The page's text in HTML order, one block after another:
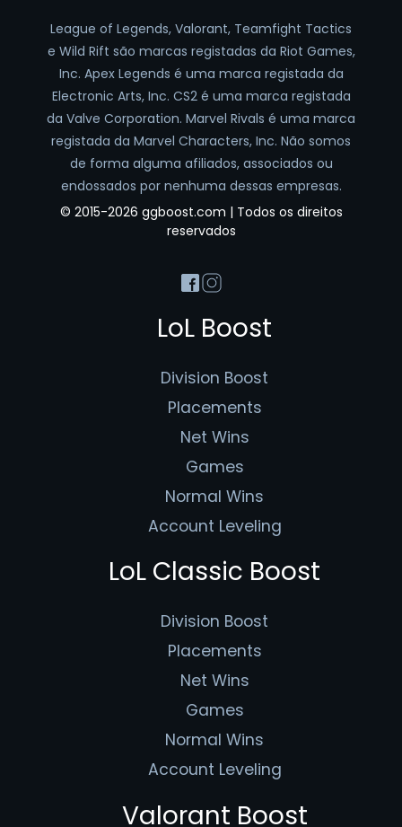
League of Legends, Valorant, Teamfight Tactics
e Wild Rift são marcas registadas da Riot Games,
Inc. Apex Legends é uma marca registada da
Electronic Arts, Inc. CS2 é uma marca registada
da Valve Corporation. Marvel Rivals é uma marca
registada da Marvel Characters, Inc. Não somos
de forma alguma afiliados, associados ou
endossados por nenhuma dessas empresas.
© 2015-2026 ggboost.com | Todos os direitos
reservados
LoL Boost
Division Boost
Placements
Net Wins
Games
Normal Wins
Account Leveling
LoL Classic Boost
Division Boost
Placements
Net Wins
Games
Normal Wins
Account Leveling
Valorant Boost